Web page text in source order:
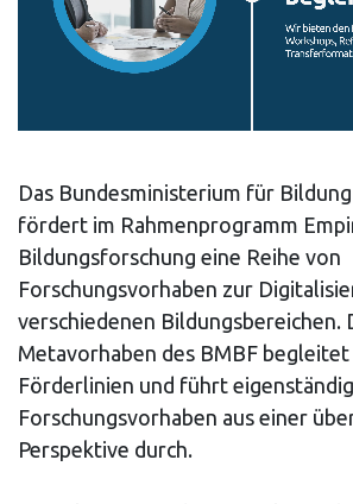
Das Bundesministerium für
fördert im Rahmenprogramm
Bildungsforschung eine Reihe von
Forschungsvorhaben zur
verschiedenen Bildungsbereichen.
Metavorhaben des BMBF
Förderlinien und führt
Forschungsvorhaben aus einer
Perspektive durch.